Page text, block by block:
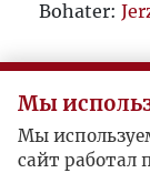
Bohater:
Мы
Мы
сайт работал